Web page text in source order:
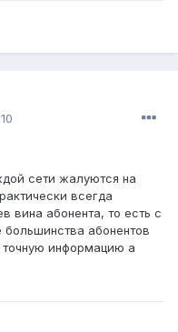
сети жалуются на
всегда
вина абонента, то есть с
абонентов
точную информацию а